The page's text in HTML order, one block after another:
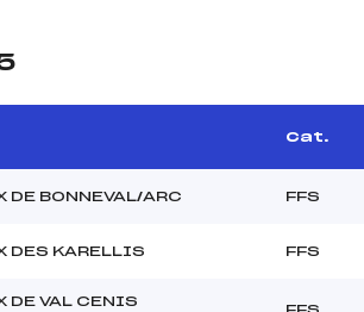
Cat.
DE BONNEVAL/ARC FFS
DES KARELLIS FFS
DE VAL CENIS
FFS